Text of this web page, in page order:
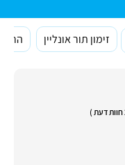
זימון תור אונליין